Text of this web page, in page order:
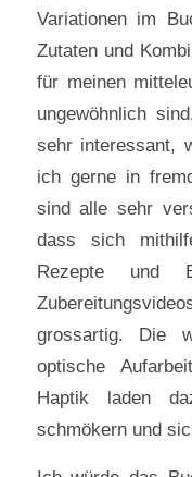
Variationen im
Zutaten und
für meinen
ungewöhnlich
sehr interessant,
ich gerne in
sind alle sehr
dass sich
Rezepte und
grossartig. Die
optische
Haptik laden
schmökern und